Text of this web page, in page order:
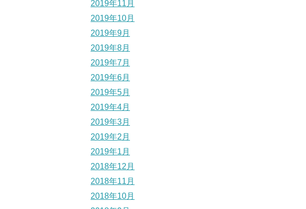
2019年11月
2019年10月
2019年9月
2019年8月
2019年7月
2019年6月
2019年5月
2019年4月
2019年3月
2019年2月
2019年1月
2018年12月
2018年11月
2018年10月